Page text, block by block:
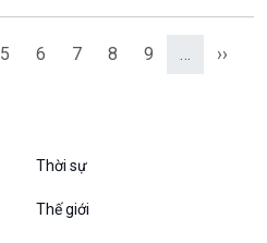
5 6 7 8 9 … ››
Thời sự
Thế giới